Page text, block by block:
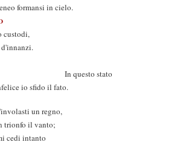
formansi in cielo.
custodi,
stato
io sfido il fato.
un regno,
trionfo il vanto;
cedi intanto